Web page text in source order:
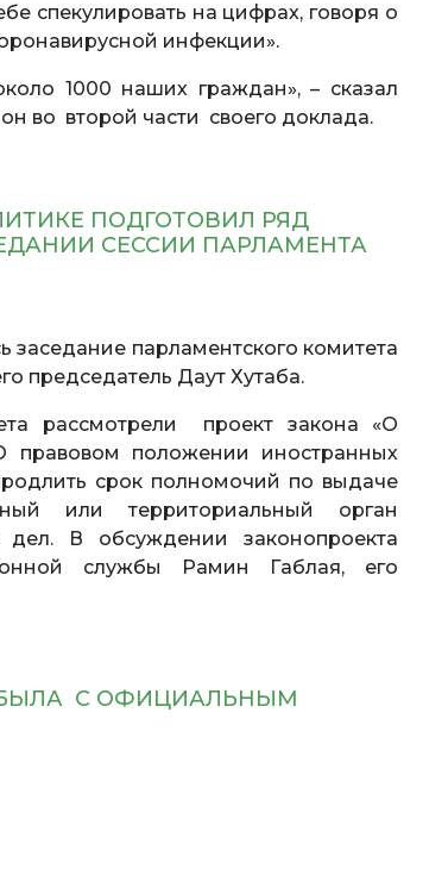
спекулировать на цифрах, говоря о
инфекции».
1000 наших граждан», – сказал
во второй части своего доклада.
ПОДГОТОВИЛ РЯД
СЕССИИ ПАРЛАМЕНТА
заседание парламентского комитета
председатель Даут Хутаба.
рассмотрели проект закона «О
правовом положении иностранных
срок полномочий по выдаче
или территориальный орган
дел. В обсуждении законопроекта
службы Рамин Габлая, его
С ОФИЦИАЛЬНЫМ